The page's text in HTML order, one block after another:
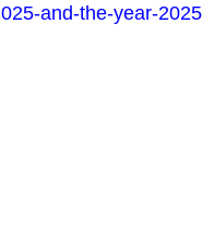
and-the-year-